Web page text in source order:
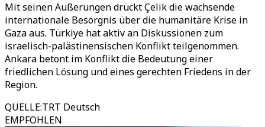
Mit seinen Äußerungen drückt Çelik die wachsende
internationale Besorgnis über die humanitäre Krise in
Gaza aus. Türkiye hat aktiv an Diskussionen zum
israelisch-palästinensischen Konflikt teilgenommen.
Ankara betont im Konflikt die Bedeutung einer
friedlichen Lösung und eines gerechten Friedens in der
Region.
QUELLE:TRT Deutsch
EMPFOHLEN